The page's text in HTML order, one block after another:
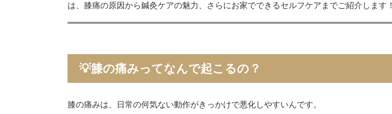
は、膝痛の原因から鍼灸ケアの魅力、さらにお家でできるセルフケアまでご紹介します！
💡膝の痛みってなんで起こるの？
膝の痛みは、日常の何気ない動作がきっかけで悪化しやすいんです。